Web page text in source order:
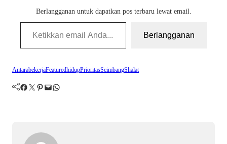
Berlangganan untuk dapatkan pos terbaru lewat email.
Ketikkan email Anda...
Berlangganan
AntarabekerjaFeaturedhidupPrioritasSeimbangShalat
Facebook Twitter Pinterest Mail WhatsApp